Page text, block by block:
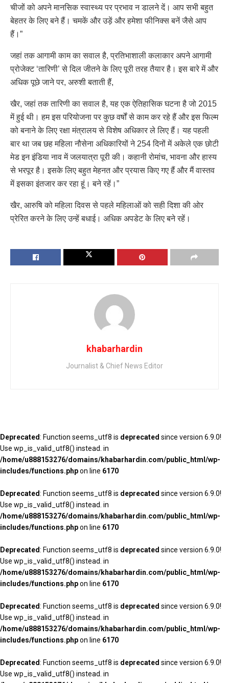
चीजों को अपने मानसिक स्वास्थ्य पर प्रभाव न डालने दें। आप सभी बहुत
बेहतर के लिए बने हैं। चमकें और उड़ें और हमेशा फीनिक्स बनें जैसे आप
हैं।”
जहां तक आगामी काम का सवाल है, प्रतिभाशाली कलाकार अपने आगामी
प्रोजेक्ट ‘तारिणी’ से दिल जीतने के लिए पूरी तरह तैयार है। इस बारे में और
अधिक पूछे जाने पर, अरुशी बताती हैं,
खैर, जहां तक तारिणी का सवाल है, यह एक ऐतिहासिक घटना है जो 2015
में हुई थी। हम इस परियोजना पर कुछ वर्षों से काम कर रहे हैं और इस फिल्म
को बनाने के लिए रक्षा मंत्रालय से विशेष अधिकार ले लिए हैं। यह पहली
बार था जब छह महिला नौसेना अधिकारियों ने 254 दिनों में अकेले एक छोटी
मेड इन इंडिया नाव में जलयात्रा पूरी की। कहानी रोमांच, भावना और हास्य
से भरपूर है। इसके लिए बहुत मेहनत और प्रयास किए गए हैं और मैं वास्तव
में इसका इंतजार कर रहा हूं। बने रहें।”
खैर, आरुषि को महिला दिवस से पहले महिलाओं को सही दिशा की ओर
प्रेरित करने के लिए उन्हें बधाई। अधिक अपडेट के लिए बने रहें।
khabarhardin
Journalist & Chief News Editor
Deprecated: Function seems_utf8 is deprecated since version 6.9.0!
Use wp_is_valid_utf8() instead. in
/home/u888153276/domains/khabarhardin.com/public_html/wp-
includes/functions.phpon line 6170
Deprecated: Function seems_utf8 is deprecated since version 6.9.0!
Use wp_is_valid_utf8() instead. in
/home/u888153276/domains/khabarhardin.com/public_html/wp-
includes/functions.phpon line 6170
Deprecated: Function seems_utf8 is deprecated since version 6.9.0!
Use wp_is_valid_utf8() instead. in
/home/u888153276/domains/khabarhardin.com/public_html/wp-
includes/functions.phpon line 6170
Deprecated: Function seems_utf8 is deprecated since version 6.9.0!
Use wp_is_valid_utf8() instead. in
/home/u888153276/domains/khabarhardin.com/public_html/wp-
includes/functions.phpon line 6170
Deprecated: Function seems_utf8 is deprecated since version 6.9.0!
Use wp_is_valid_utf8() instead. in